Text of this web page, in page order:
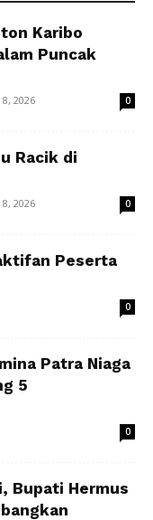
Karibo
Puncak
2026 0
Racik di
2026 0
Peserta
0
Patra Niaga
5
0
Bupati Hermus